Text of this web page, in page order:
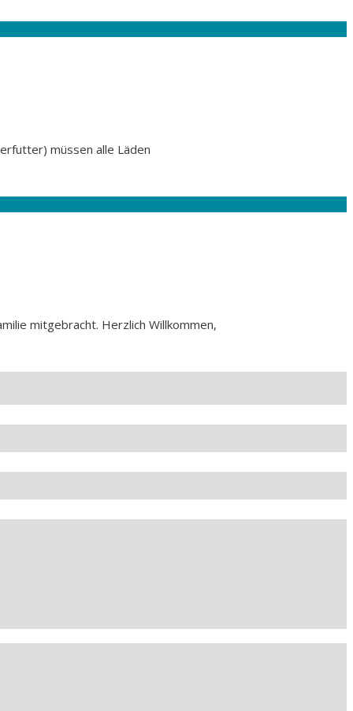
müssen alle Läden
mitgebracht. Herzlich Willkommen,